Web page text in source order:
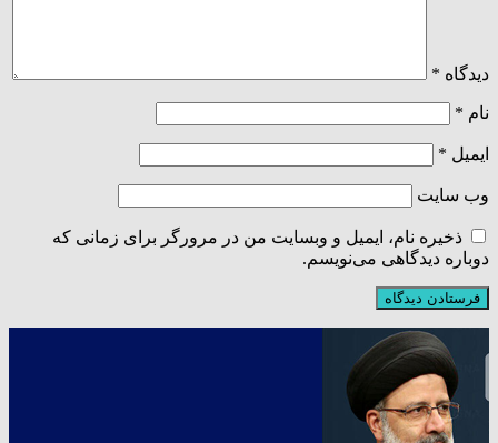
دیدگاه *
نام *
ایمیل *
وب‌ سایت
ذخیره نام، ایمیل و وبسایت من در مرورگر برای زمانی که
دوباره دیدگاهی می‌نویسم.